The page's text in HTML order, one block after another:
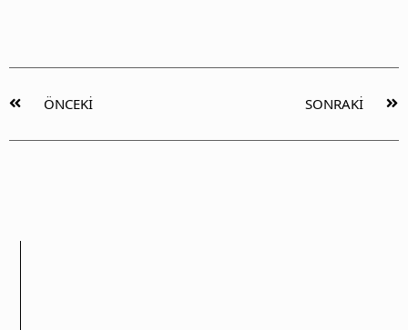
ÖNCEKI SONRAKI